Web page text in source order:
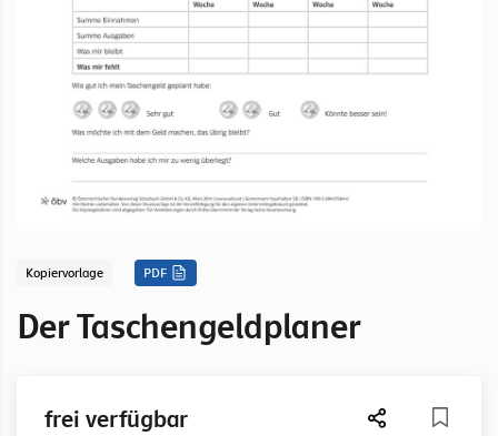
Kopiervorlage PDF
Der Taschengeldplaner
frei verfügbar